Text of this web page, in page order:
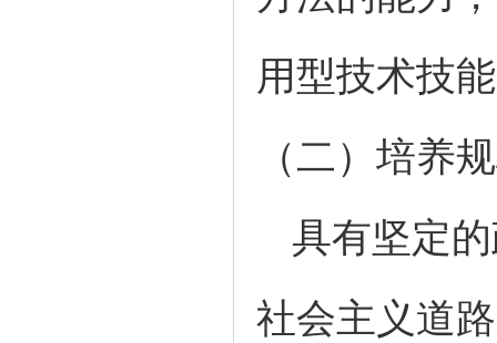
用型技术技
（二）培养
具有坚定
社会主义道